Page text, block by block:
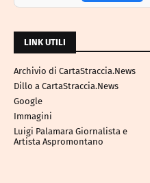
LINK UTILI
Archivio di CartaStraccia.News
Dillo a CartaStraccia.News
Google
Immagini
Luigi Palamara Giornalista e
Artista Aspromontano